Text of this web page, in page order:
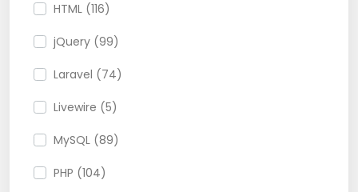
HTML (116)
jQuery (99)
Laravel (74)
Livewire (5)
MySQL (89)
PHP (104)